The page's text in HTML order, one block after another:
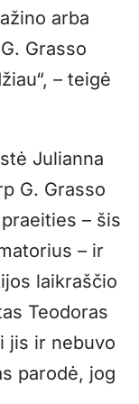
arba
Grasso
– teigė
Julianna
G. Grasso
– šis
– ir
laikraščio
Teodoras
jis ir nebuvo
parodė, jog